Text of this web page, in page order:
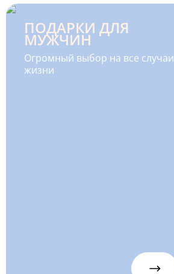
ПОДАРКИ ДЛЯ
МУЖЧИН
Огромный выбор на все случаи
жизни